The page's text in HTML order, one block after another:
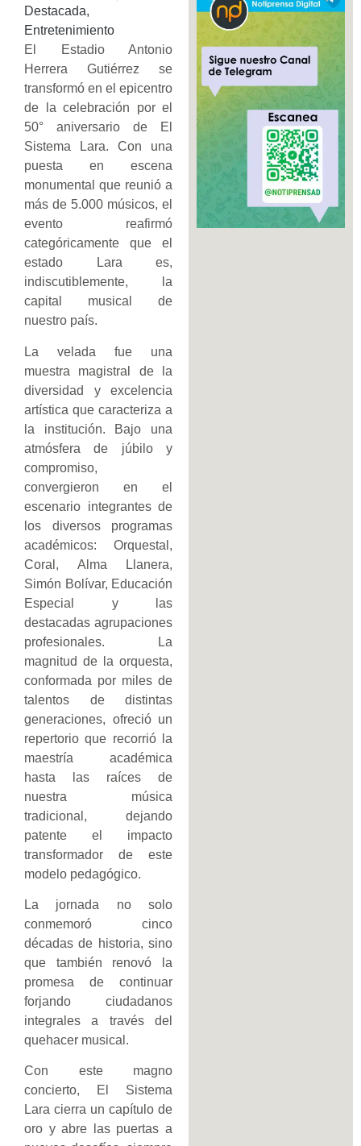
Destacada,
Entretenimiento
El Estadio Antonio
Herrera Gutiérrez se
transformó en el epicentro
de la celebración por el
50° aniversario de El
Sistema Lara. Con una
puesta en escena
monumental que reunió a
más de 5.000 músicos, el
evento reafirmó
categóricamente que el
estado Lara es,
indiscutiblemente, la
capital musical de
nuestro país.
La velada fue una
muestra magistral de la
diversidad y excelencia
artística que caracteriza a
la institución. Bajo una
atmósfera de júbilo y
compromiso,
convergieron en el
escenario integrantes de
los diversos programas
académicos: Orquestal,
Coral, Alma Llanera,
Simón Bolívar, Educación
Especial y las
destacadas agrupaciones
profesionales. La
magnitud de la orquesta,
conformada por miles de
talentos de distintas
generaciones, ofreció un
repertorio que recorrió la
maestría académica
hasta las raíces de
nuestra música
tradicional, dejando
patente el impacto
transformador de este
modelo pedagógico.
La jornada no solo
conmemoró cinco
décadas de historia, sino
que también renovó la
promesa de continuar
forjando ciudadanos
integrales a través del
quehacer musical.
Con este magno
concierto, El Sistema
Lara cierra un capítulo de
oro y abre las puertas a